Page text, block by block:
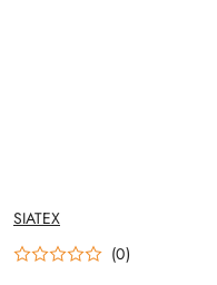
NAZWA
PRODUCENTA:
SIATEX
(0)